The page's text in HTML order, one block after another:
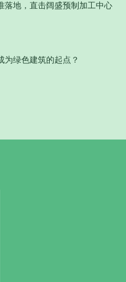
落地，直击阔盛预制加工中心
为绿色建筑的起点？